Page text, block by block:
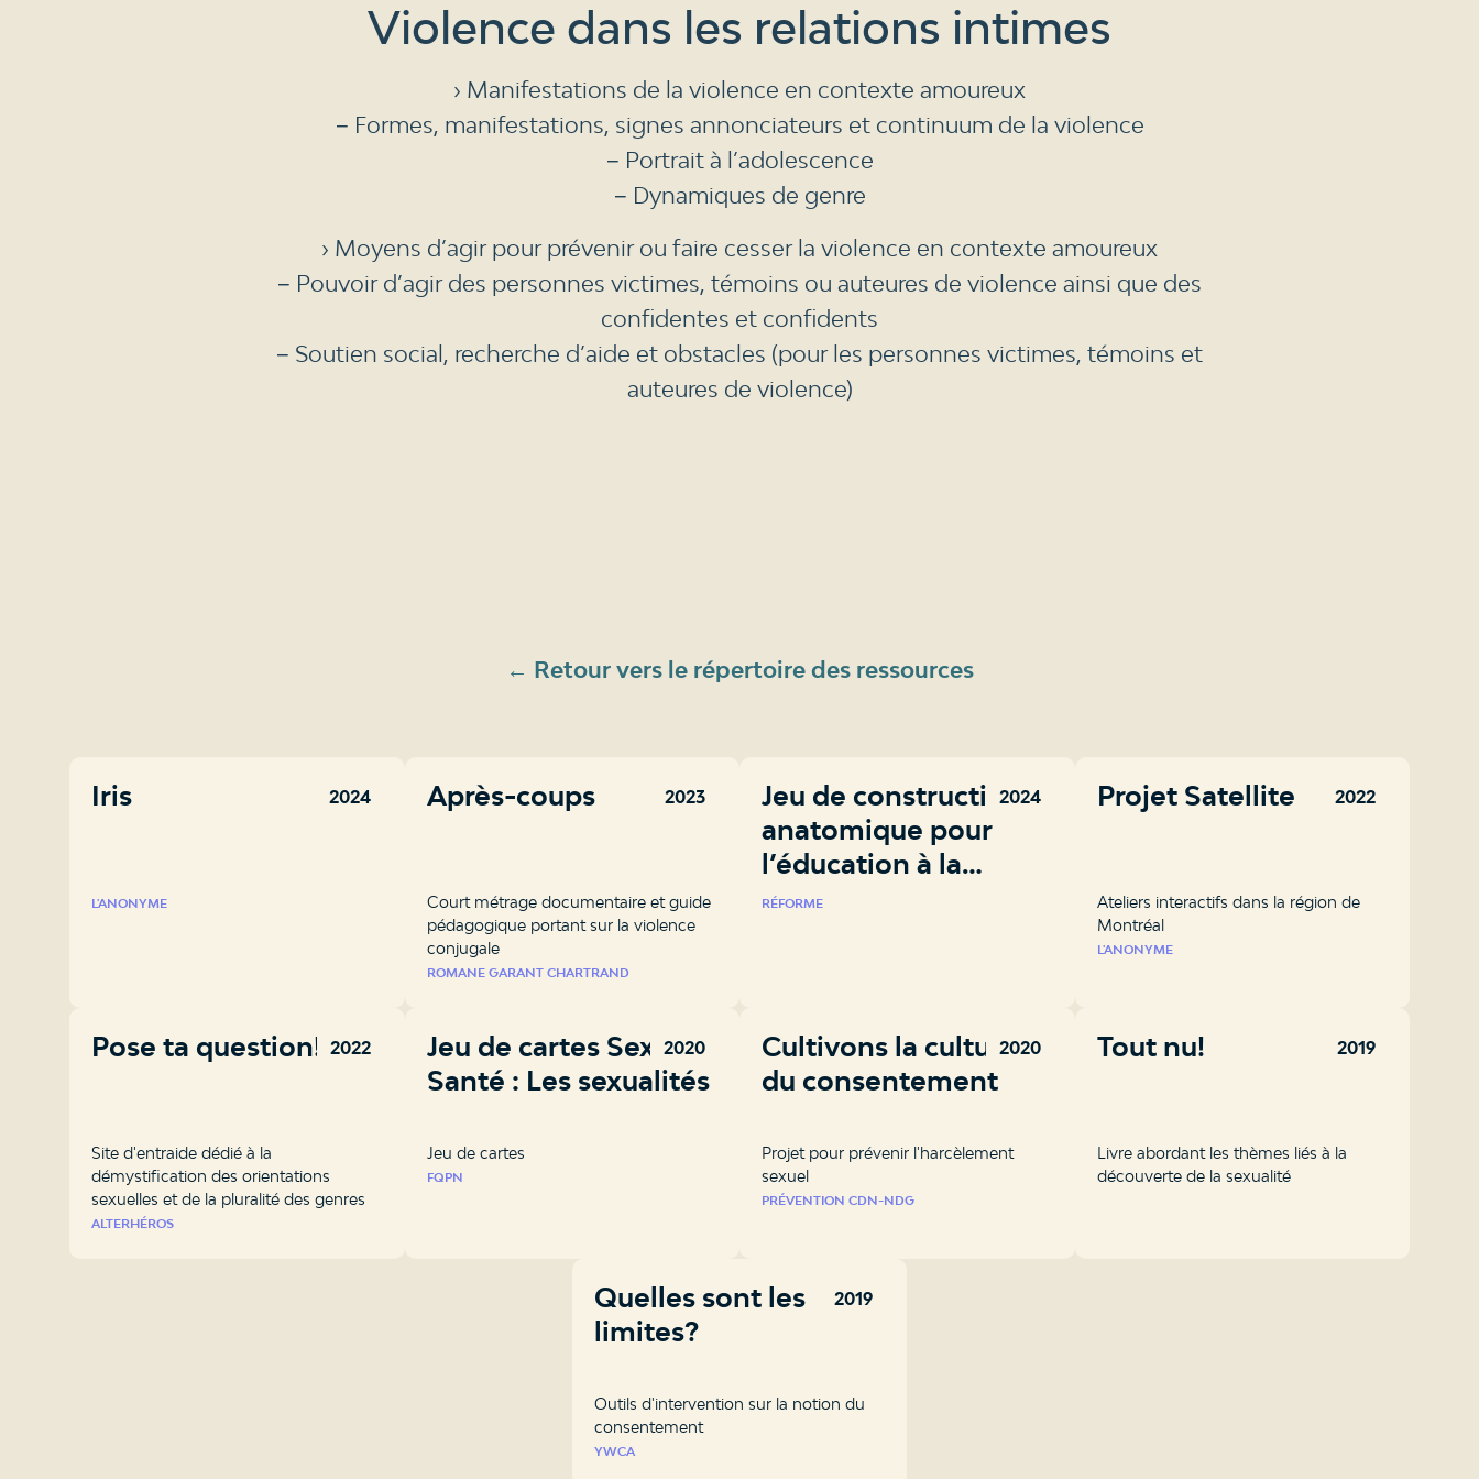
Violence dans les relations intimes
› Manifestations de la violence en contexte amoureux
− Formes, manifestations, signes annonciateurs et continuum de la violence
− Portrait à l’adolescence
− Dynamiques de genre
› Moyens d’agir pour prévenir ou faire cesser la violence en contexte amoureux
− Pouvoir d’agir des personnes victimes, témoins ou auteures de violence ainsi que des
confidentes et confidents
− Soutien social, recherche d’aide et obstacles (pour les personnes victimes, témoins et
auteures de violence)
← Retour vers le répertoire des ressources
2024
Iris
L'ANONYME
2023
Après-coups
Court métrage documentaire et guide
pédagogique portant sur la violence
conjugale
ROMANE GARANT CHARTRAND
2024
Jeu de construction
anatomique pour
l’éducation à la
sexualité
RÉFORME
2022
Projet Satellite
Ateliers interactifs dans la région de
Montréal
L'ANONYME
2022
Pose ta question!
Site d'entraide dédié à la
démystification des orientations
sexuelles et de la pluralité des genres
ALTERHÉROS
2020
Jeu de cartes Sexe &
Santé : Les sexualités
Jeu de cartes
FQPN
2020
Cultivons la culture
du consentement
Projet pour prévenir l'harcèlement
sexuel
PRÉVENTION CDN-NDG
2019
Tout nu!
Livre abordant les thèmes liés à la
découverte de la sexualité
2019
Quelles sont les
limites?
Outils d'intervention sur la notion du
consentement
YWCA